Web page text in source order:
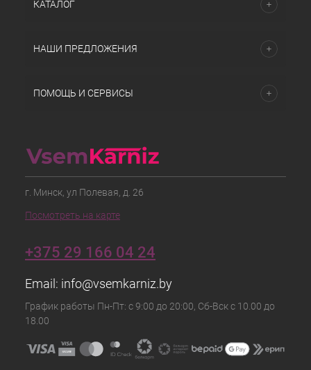
КАТАЛОГ
НАШИ ПРЕДЛОЖЕНИЯ
ПОМОЩЬ И СЕРВИСЫ
г. Минск, ул Полевая, д. 26
Посмотреть на карте
+375 29 166 04 24
Email: info@vsemkarniz.by
График работы Пн-Пт: с 9:00 до 20:00, Сб-Вск с 10.00 до
18.00